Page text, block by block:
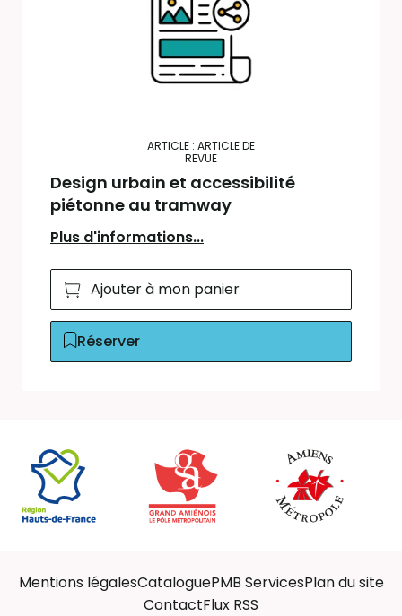
ARTICLE : ARTICLE DE
REVUE
Design urbain et accessibilité
piétonne au tramway
Plus d'informations...
Ajouter à mon panier
Réserver
Mentions légalesCataloguePMB ServicesPlan du site
ContactFlux RSS